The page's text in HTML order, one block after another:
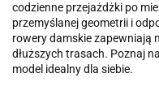
codzienne przejażdżki po
przemyślanej geometrii i
rowery damskie zapewniają
dłuższych trasach. Poznaj
model idealny dla siebie.